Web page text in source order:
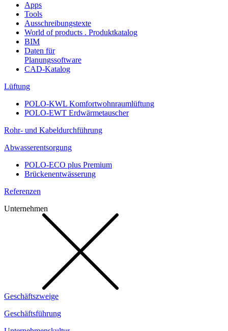
Apps
Tools
Ausschreibungstexte
World of products . Produktkatalog
BIM
Daten für
Planungssoftware
CAD-Katalog
Lüftung
POLO-KWL Komfortwohnraumlüftung
POLO-EWT Erdwärmetauscher
Rohr- und Kabeldurchführung
Abwasserentsorgung
POLO-ECO plus Premium
Brückenentwässerung
Referenzen
Unternehmen
Geschäftszweige
Geschäftsführung